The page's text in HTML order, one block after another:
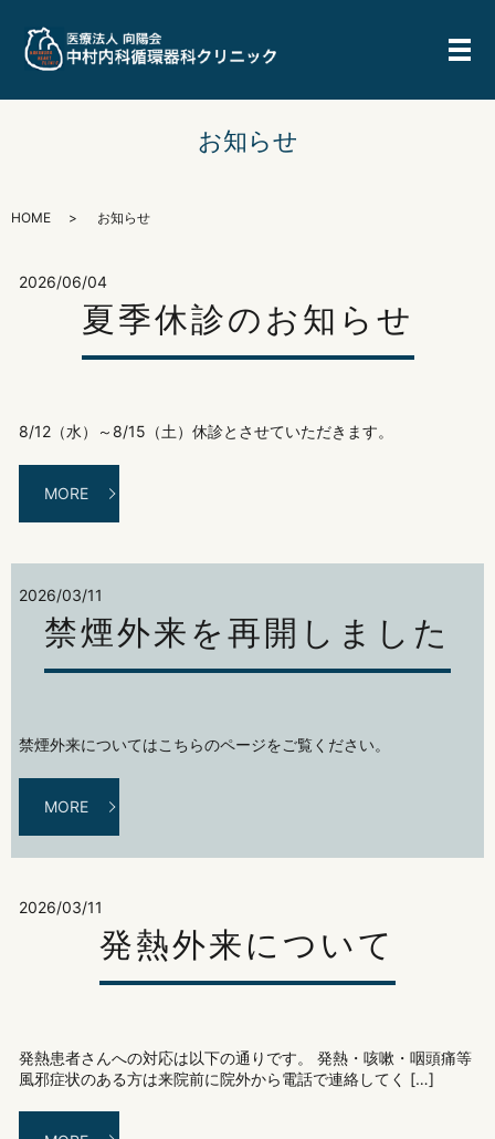
メ
お知らせ
HOME お知らせ
2026/06/04
夏季休診のお知らせ
8/12（水）～8/15（土）休診とさせていただきます。
MORE
2026/03/11
禁煙外来を再開しました
禁煙外来についてはこちらのページをご覧ください。
MORE
2026/03/11
発熱外来について
発熱患者さんへの対応は以下の通りです。 発熱・咳嗽・咽頭痛等
風邪症状のある方は来院前に院外から電話で連絡してく […]